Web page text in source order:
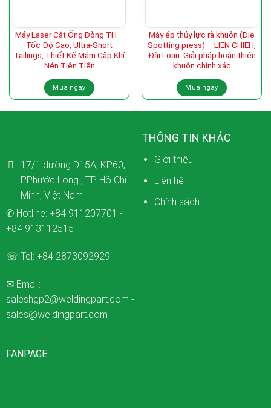
Máy Laser Cắt Ống Dòng TH –
Tốc Độ Cao, Ultra-Short
Tailings, Thiết Kế Mâm Cặp Khí
Nén Tiên Tiến
Mua ngay
Máy ép thủy lực rà khuôn (Die
Spotting press) – LIEN CHIEH,
Đài Loan: Giải pháp hoàn thiện
khuôn chính xác
Mua ngay
17/1 đường D15A, KP60,
P.Phước Long , TP Hồ Chí
Minh, Việt Nam
✆ Hotline: +84 911207701 -
+84 913112515
☏ Tel: +84 2873092929
✉ Email:
saleshgp2@weldingpart.com -
sales@weldingpart.com
THÔNG TIN KHÁC
Giới thiệu
Liên hệ
Chính sách
FANPAGE